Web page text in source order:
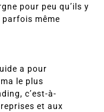
pour peu qu’ils y
même
a pour
le plus
c’est-à-
et aux